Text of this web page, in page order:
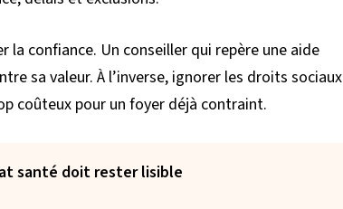
confiance. Un conseiller qui repère une aide
sa valeur. À l’inverse, ignorer les droits sociaux
coûteux pour un foyer déjà contraint.
santé doit rester lisible